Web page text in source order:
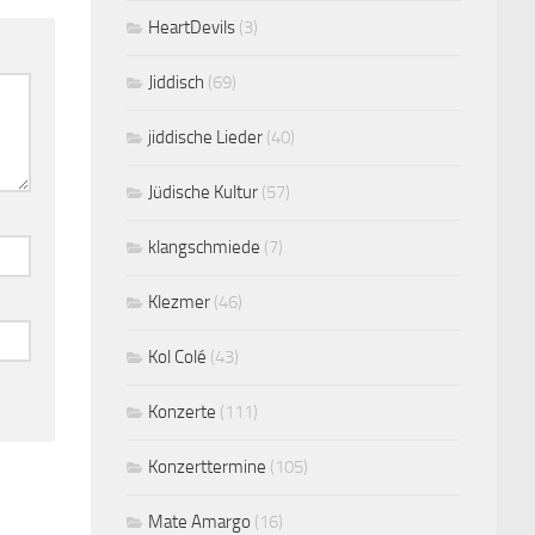
HeartDevils (3)
Jiddisch (69)
jiddische Lieder (40)
Jüdische Kultur (57)
klangschmiede (7)
Klezmer (46)
Kol Colé (43)
Konzerte (111)
Konzerttermine (105)
Mate Amargo (16)